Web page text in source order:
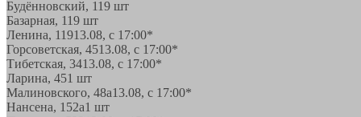
Будённовский, 119 шт
Базарная, 119 шт
Ленина, 11913.08, с 17:00*
Горсоветская, 4513.08, с 17:00*
Тибетская, 3413.08, с 17:00*
Ларина, 451 шт
Малиновского, 48а13.08, с 17:00*
Нансена, 152а1 шт